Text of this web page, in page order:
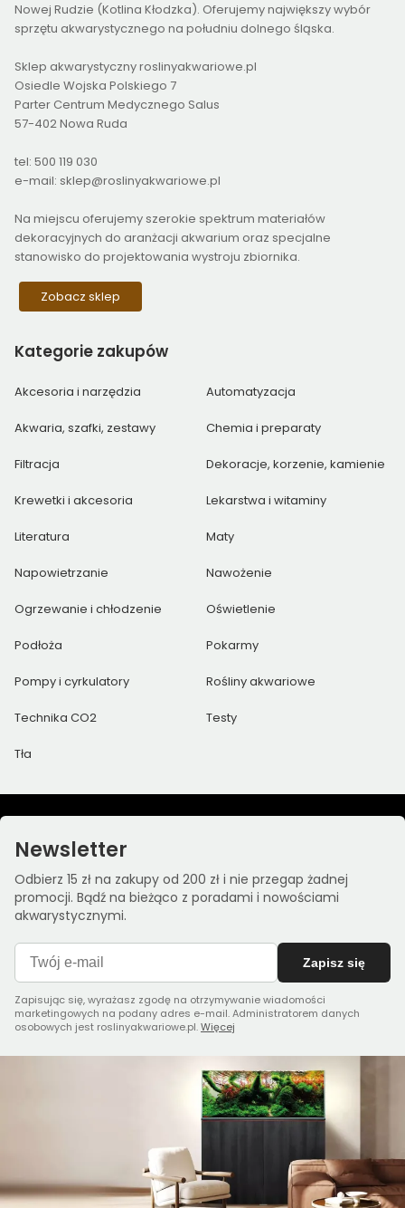
Nowej Rudzie (Kotlina Kłodzka). Oferujemy największy wybór
sprzętu akwarystycznego na południu dolnego śląska.
Sklep akwarystyczny roslinyakwariowe.pl
Osiedle Wojska Polskiego 7
Parter Centrum Medycznego Salus
57-402 Nowa Ruda
tel: 500 119 030
e-mail: sklep@roslinyakwariowe.pl
Na miejscu oferujemy szerokie spektrum materiałów
dekoracyjnych do aranżacji akwarium oraz specjalne
stanowisko do projektowania wystroju zbiornika.
Zobacz sklep
Kategorie zakupów
Akcesoria i narzędzia Automatyzacja
Akwaria, szafki, zestawy Chemia i preparaty
Filtracja Dekoracje, korzenie, kamienie
Krewetki i akcesoria Lekarstwa i witaminy
Literatura Maty
Napowietrzanie Nawożenie
Ogrzewanie i chłodzenie Oświetlenie
Podłoża Pokarmy
Pompy i cyrkulatory Rośliny akwariowe
Technika CO2 Testy
Tła
Newsletter
Odbierz 15 zł na zakupy od 200 zł i nie przegap żadnej
promocji. Bądź na bieżąco z poradami i nowościami
akwarystycznymi.
Zapisz się
Zapisując się, wyrażasz zgodę na otrzymywanie wiadomości
marketingowych na podany adres e-mail. Administratorem danych
osobowych jest roslinyakwariowe.pl.Więcej